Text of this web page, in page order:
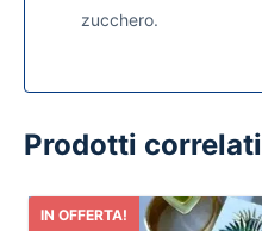
zucchero.
Prodotti correlati
IN OFFERTA!